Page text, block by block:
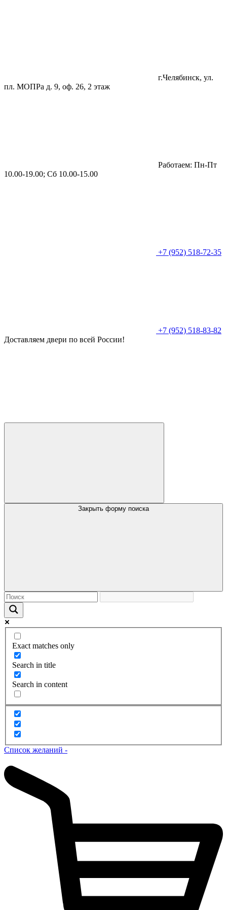
г.Челябинск, ул.
пл. МОПРа д. 9, оф. 26, 2 этаж
Работаем: Пн-Пт
10.00-19.00; Сб 10.00-15.00
+7 (952) 518-72-35
+7 (952) 518-83-82
Доставляем двери по всей России!
Закрыть форму поиска
Exact matches only
Search in title
Search in content
Список желаний -